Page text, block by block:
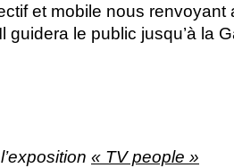
et mobile nous renvoyant
le public jusqu’à la
« TVpeople »